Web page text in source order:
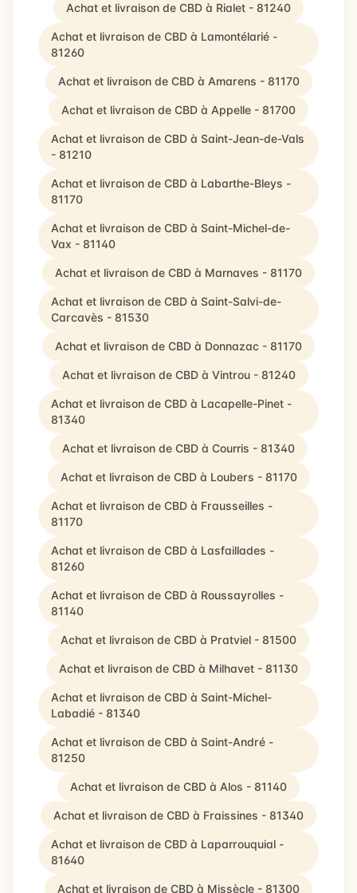
Achat et livraison de CBD à Rialet - 81240
Achat et livraison de CBD à Lamontélarié -
81260
Achat et livraison de CBD à Amarens - 81170
Achat et livraison de CBD à Appelle - 81700
Achat et livraison de CBD à Saint-Jean-de-Vals
- 81210
Achat et livraison de CBD à Labarthe-Bleys -
81170
Achat et livraison de CBD à Saint-Michel-de-
Vax - 81140
Achat et livraison de CBD à Marnaves - 81170
Achat et livraison de CBD à Saint-Salvi-de-
Carcavès - 81530
Achat et livraison de CBD à Donnazac - 81170
Achat et livraison de CBD à Vintrou - 81240
Achat et livraison de CBD à Lacapelle-Pinet -
81340
Achat et livraison de CBD à Courris - 81340
Achat et livraison de CBD à Loubers - 81170
Achat et livraison de CBD à Frausseilles -
81170
Achat et livraison de CBD à Lasfaillades -
81260
Achat et livraison de CBD à Roussayrolles -
81140
Achat et livraison de CBD à Pratviel - 81500
Achat et livraison de CBD à Milhavet - 81130
Achat et livraison de CBD à Saint-Michel-
Labadié - 81340
Achat et livraison de CBD à Saint-André -
81250
Achat et livraison de CBD à Alos - 81140
Achat et livraison de CBD à Fraissines - 81340
Achat et livraison de CBD à Laparrouquial -
81640
Achat et livraison de CBD à Missècle - 81300